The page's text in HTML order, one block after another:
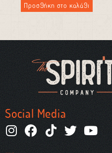
Προσθήκη στο καλάθι
Social Media